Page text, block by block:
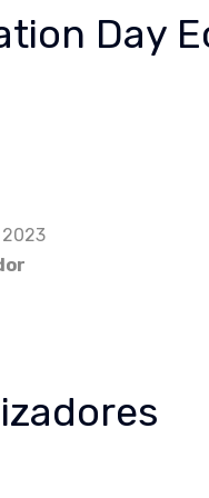
Day
2023